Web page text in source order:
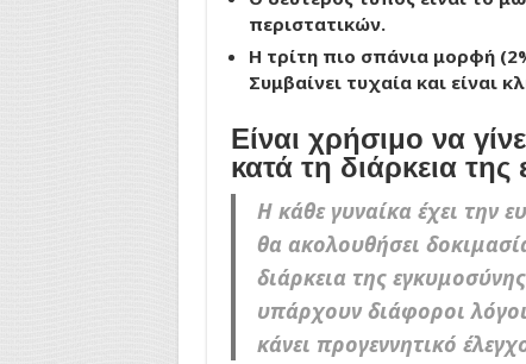
περιστατικών.
Η τρίτη πιο σπάνια μορφή
Συμβαίνει τυχαία και είναι
Είναι χρήσιμο να
κατά τη διάρκεια
Η κάθε γυναίκα έχει την
θα ακολουθήσει
διάρκεια της
υπάρχουν διάφοροι
κάνει προγεννητικό